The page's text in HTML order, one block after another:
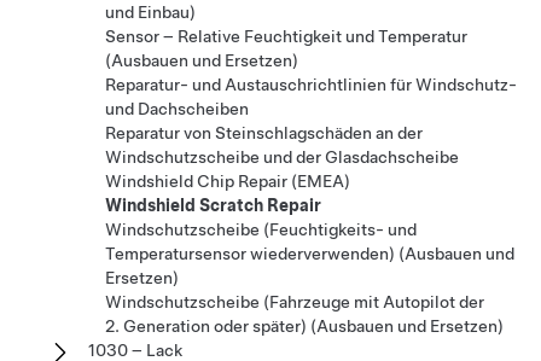
und Einbau)
Sensor – Relative Feuchtigkeit und Temperatur
(Ausbauen und Ersetzen)
Reparatur- und Austauschrichtlinien für Windschutz-
und Dachscheiben
Reparatur von Steinschlagschäden an der
Windschutzscheibe und der Glasdachscheibe
Windshield Chip Repair (EMEA)
Windshield Scratch Repair
Windschutzscheibe (Feuchtigkeits- und
Temperatursensor wiederverwenden) (Ausbauen und
Ersetzen)
Windschutzscheibe (Fahrzeuge mit Autopilot der
2. Generation oder später) (Ausbauen und Ersetzen)
1030 – Lack